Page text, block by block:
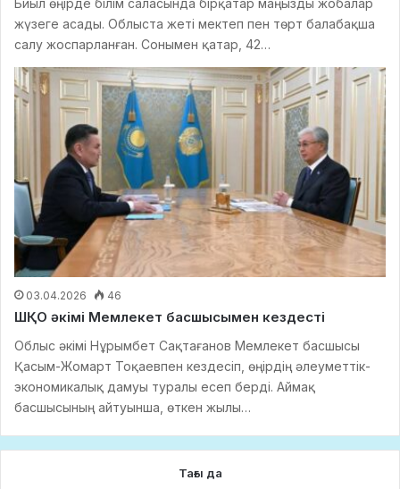
Биыл өңірде білім саласында бірқатар маңызды жобалар
жүзеге асады. Облыста жеті мектеп пен төрт балабақша
салу жоспарланған. Сонымен қатар, 42…
03.04.2026 46
ШҚО әкімі Мемлекет басшысымен кездесті
Облыс әкімі Нұрымбет Сақтағанов Мемлекет басшысы
Қасым-Жомарт Тоқаевпен кездесіп, өңірдің әлеуметтік-
экономикалық дамуы туралы есеп берді. Аймақ
басшысының айтуынша, өткен жылы…
Тағы да